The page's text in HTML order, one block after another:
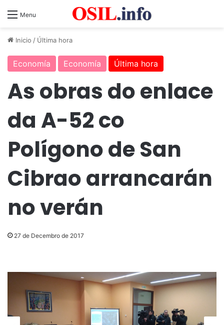
Menu
Inicio / Última hora
Economía Economía Última hora
As obras do enlace
da A-52 co
Polígono de San
Cibrao arrancarán
no verán
27 de Decembro de 2017